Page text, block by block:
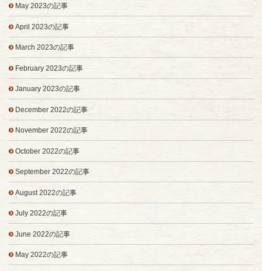
May 2023の記事
April 2023の記事
March 2023の記事
February 2023の記事
January 2023の記事
December 2022の記事
November 2022の記事
October 2022の記事
September 2022の記事
August 2022の記事
July 2022の記事
June 2022の記事
May 2022の記事